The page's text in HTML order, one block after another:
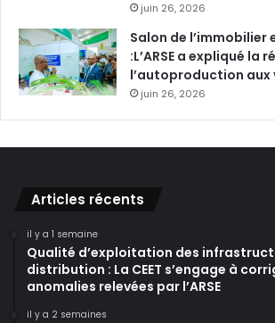
juin 26, 2026
Salon de l’immobilier
:L’ARSE a expliqué la
l’autoproduction aux
juin 26, 2026
Articles récents
il y a 1 semaine
Qualité d’exploitation des
distribution : La CEET s’engage à
anomalies relevées par l’ARSE
il y a 2 semaines